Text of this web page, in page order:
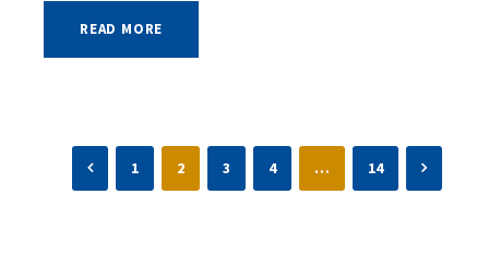
READ MORE
1 2 3 4 … 14